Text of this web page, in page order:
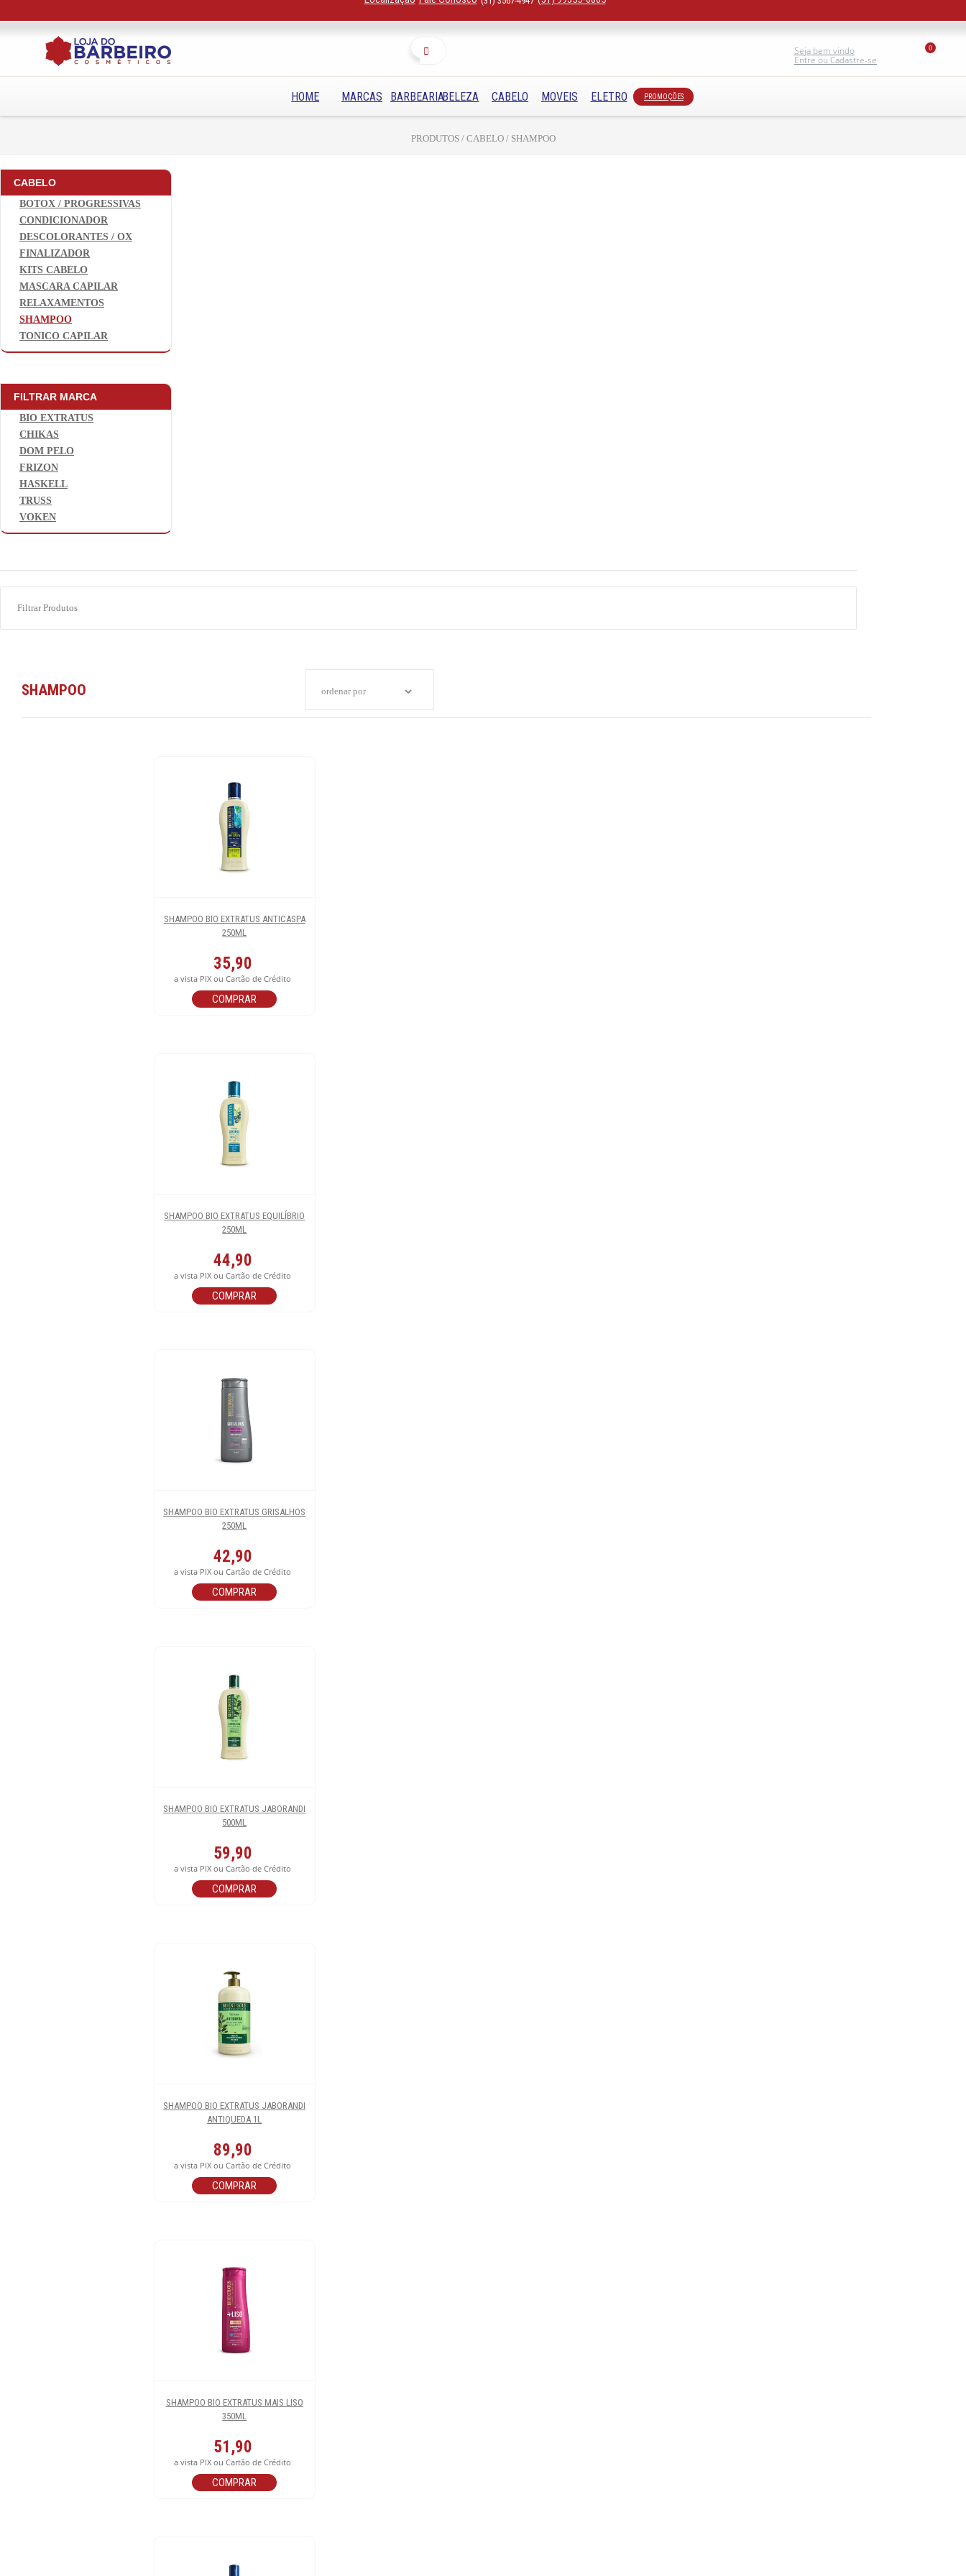
Seja bem vindo
Entre ou Cadastre-se
0
HOME MARCAS BARBEARIABELEZA CABELO MOVEIS ELETRO PROMOÇÕES
PRODUTOS / CABELO / SHAMPOO
CABELO
BOTOX / PROGRESSIVAS
CONDICIONADOR
DESCOLORANTES / OX
FINALIZADOR
KITS CABELO
MASCARA CAPILAR
RELAXAMENTOS
SHAMPOO
TONICO CAPILAR
FILTRAR MARCA
BIO EXTRATUS
CHIKAS
DOM PELO
FRIZON
HASKELL
TRUSS
VOKEN
SHAMPOO
SHAMPOO BIO EXTRATUS ANTICASPA
250ML
35,90
a vista PIX ou Cartão de Crédito
COMPRAR
SHAMPOO BIO EXTRATUS EQUILÍBRIO
250ML
44,90
a vista PIX ou Cartão de Crédito
COMPRAR
SHAMPOO BIO EXTRATUS GRISALHOS
250ML
42,90
a vista PIX ou Cartão de Crédito
COMPRAR
SHAMPOO BIO EXTRATUS JABORANDI
500ML
59,90
a vista PIX ou Cartão de Crédito
COMPRAR
SHAMPOO BIO EXTRATUS JABORANDI
ANTIQUEDA 1L
89,90
a vista PIX ou Cartão de Crédito
COMPRAR
SHAMPOO BIO EXTRATUS MAIS LISO
350ML
51,90
a vista PIX ou Cartão de Crédito
COMPRAR